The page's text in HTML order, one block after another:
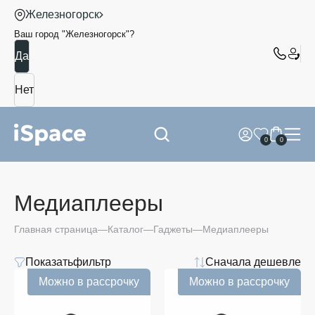
Железногорск
Ваш город "Железногорск"?
0 0
Медиаплееры
Главная страница Каталог Гаджеты Медиаплееры
Показатьфильтр Сначала дешевле
Можно в рассрочку Можно в рассрочку